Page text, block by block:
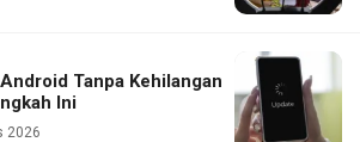
Tanpa Kehilangan
Ini
2026